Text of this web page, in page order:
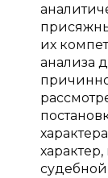
их
анализа